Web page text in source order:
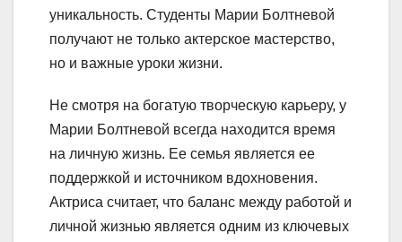
уникальность. Студенты Марии Болтневой
получают не только актерское мастерство,
но и важные уроки жизни.
Не смотря на богатую творческую карьеру, у
Марии Болтневой всегда находится время
на личную жизнь. Ее семья является ее
поддержкой и источником вдохновения.
Актриса считает, что баланс между работой и
личной жизнью является одним из ключевых